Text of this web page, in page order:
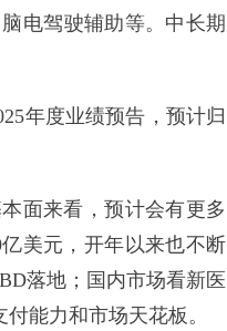
电驾驶辅助等。中长期
年度业绩预告，预计归
面来看，预计会有更多
美元，开年以来也不断
落地；国内市场看新医
能力和市场天花板。